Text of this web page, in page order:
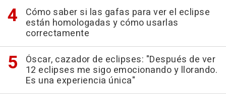
Cómo saber si las gafas para ver el eclipse
están homologadas y cómo usarlas
correctamente
Óscar, cazador de eclipses: "Después de ver
12 eclipses me sigo emocionando y llorando.
Es una experiencia única"